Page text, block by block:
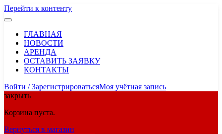
Перейти к контенту
ГЛАВНАЯ
НОВОСТИ
АРЕНДА
ОСТАВИТЬ ЗАЯВКУ
КОНТАКТЫ
Войти / ЗарегистрироватьсяМоя учётная запись
закрыть
Корзина пуста.
Вернуться в магазин